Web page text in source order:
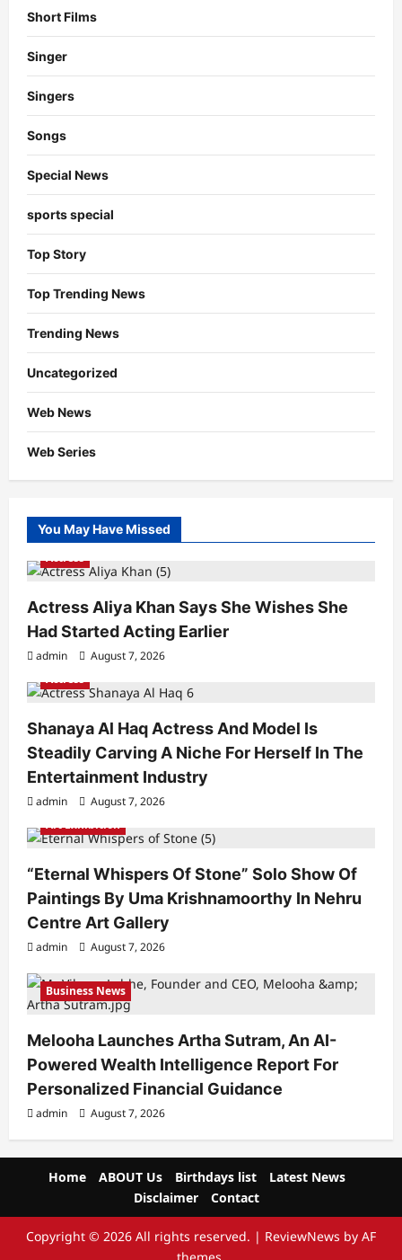
Short Films
Singer
Singers
Songs
Special News
sports special
Top Story
Top Trending News
Trending News
Uncategorized
Web News
Web Series
You May Have Missed
Actress
Actress Aliya Khan Says She Wishes She
Had Started Acting Earlier
admin
August 7, 2026
Actress
Shanaya Al Haq Actress And Model Is
Steadily Carving A Niche For Herself In The
Entertainment Industry
admin
August 7, 2026
Art Exhibition
“Eternal Whispers Of Stone” Solo Show Of
Paintings By Uma Krishnamoorthy In Nehru
Centre Art Gallery
admin August 7, 2026
Business News
Melooha Launches Artha Sutram, An AI-
Powered Wealth Intelligence Report For
Personalized Financial Guidance
admin August 7, 2026
Home ABOUT Us Birthdays list
Latest News
Disclaimer
Contact
Copyright © 2026 All rights reserved. | ReviewNews by AF